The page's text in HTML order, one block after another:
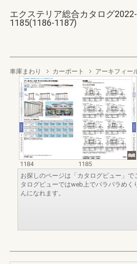
エクステリア総合カタログ
1185(1186-1187)
車庫まわり カーポート アーキフィー
1184
1185
お探しのページは「カタログビュー」で
タログビューではweb上でパラパラめく
んになれます。